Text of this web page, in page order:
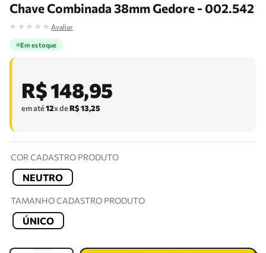
Chave Combinada 38mm Gedore - 002.542
★ ★ ★ ★ ★ Avaliar
Em estoque
R$148,95
em até12x deR$13,25
COR CADASTRO PRODUTO
NEUTRO
TAMANHO CADASTRO PRODUTO
ÚNICO